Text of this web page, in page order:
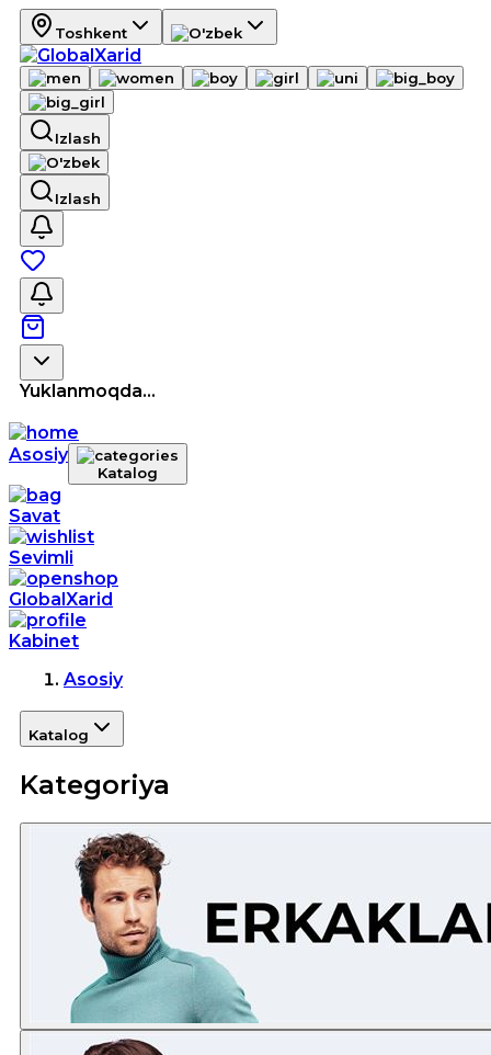
Toshkent
Izlash
Izlash
Yuklanmoqda...
Asosiy
Katalog
Savat
Sevimli
GlobalXarid
Kabinet
Asosiy
Katalog
Kategoriya